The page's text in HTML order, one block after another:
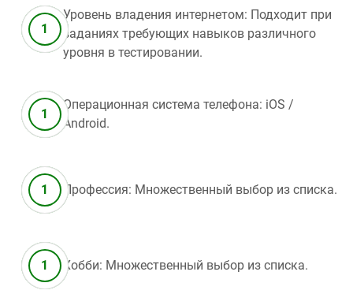
Уровень владения интернетом: Подходит при
заданиях требующих навыков различного
уровня в тестировании.
Операционная система телефона: iOS /
Android.
Профессия: Множественный выбор из списка.
Хобби: Множественный выбор из списка.